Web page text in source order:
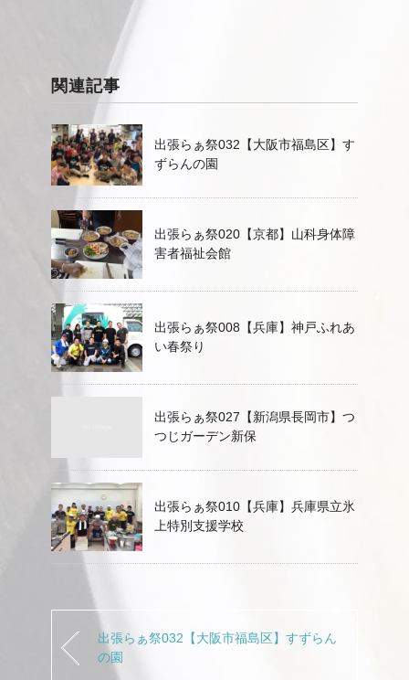
関連記事
出張らぁ祭032【大阪市福島区】す
ずらんの園
出張らぁ祭020【京都】山科身体障
害者福祉会館
出張らぁ祭008【兵庫】神戸ふれあ
い春祭り
出張らぁ祭027【新潟県長岡市】つ
つじガーデン新保
出張らぁ祭010【兵庫】兵庫県立氷
上特別支援学校
出張らぁ祭032【大阪市福島区】すずらん
の園